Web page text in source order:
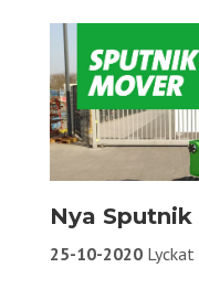
Nya Sputnik
25-10-2020